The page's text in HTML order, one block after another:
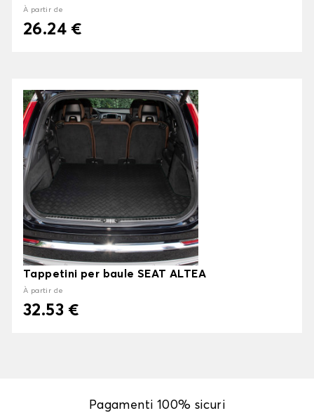
À partir de
26.24 €
Tappetini per baule SEAT ALTEA
À partir de
32.53 €
Pagamenti 100% sicuri